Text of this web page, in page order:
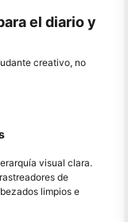
el diario y
creativo, no
visual clara.
de
limpios e